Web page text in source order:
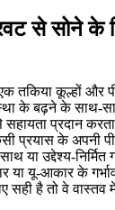
से सोने के
तकिया कूल्हों और
के बढ़ने के साथ-
सहायता प्रदान
प्रयास के अपनी
या उद्देश्य-निर्मित
यू-आकार के
है तो वे वास्तव